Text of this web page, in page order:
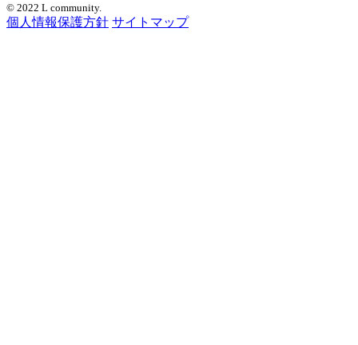
© 2022 L community.
個人情報保護方針 サイトマップ